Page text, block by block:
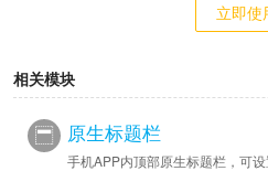
立即使
相关模块
原生标题栏
手机APP内顶部原生标题栏，可